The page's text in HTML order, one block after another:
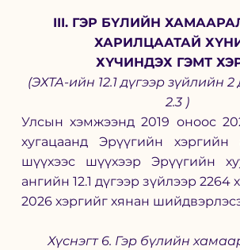
III. ГЭР БҮЛИЙН
ХАРИЛЦААТАЙ
ХҮЧИНДЭХ ГЭМТ
(ЭХТА-ийн 12.1 дүгээр зүйлийн 2
2.3 )
Улсын хэмжээнд 2019 оноос
хугацаанд Эрүүгийн
шүүхээс шүүхээр Эрүүгийн
ангийн 12.1 дүгээр зүйлээр 2264
2026 хэргийг хянан
Хүснэгт 6. Гэр бүлийн